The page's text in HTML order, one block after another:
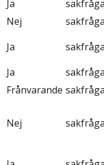
Ja
Nej
Ja
Ja
Frånvarande
Nej